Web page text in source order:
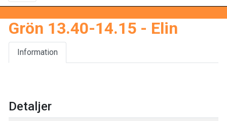
Grön 13.40-14.15 - Elin
Information
Detaljer